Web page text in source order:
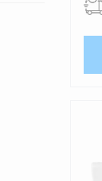
available